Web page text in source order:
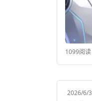
1099阅读
2026/6/3